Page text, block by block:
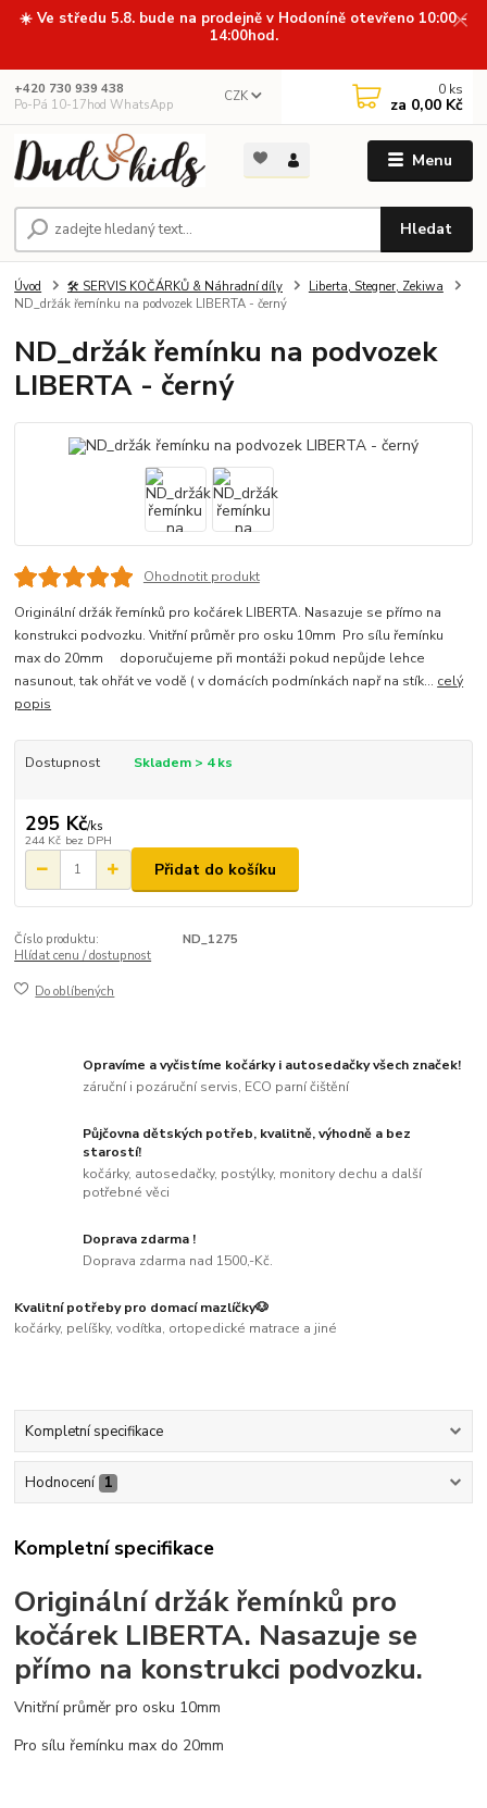
☀️ Ve středu 5.8. bude na prodejně v Hodoníně otevřeno 10:00 -
14:00hod.
Menu
CZK
Hledat
+420 730 939 438
Po-Pá 10-17hod WhatsApp
0 ks
za 0,00 Kč
Úvod 🛠️ SERVIS KOČÁRKŮ & Náhradní díly
Liberta, Stegner, Zekiwa
ND_držák řemínku na podvozek LIBERTA - černý
ND_držák řemínku na podvozek
LIBERTA - černý
Ohodnotit produkt
Originální držák řemínků pro kočárek LIBERTA. Nasazuje se přímo na
konstrukci podvozku. Vnitřní průměr pro osku 10mm Pro sílu řemínku
max do 20mm doporučujeme při montáži pokud nepůjde lehce
nasunout, tak ohřát ve vodě ( v domácích podmínkách např na stík... celý
popis
Dostupnost Skladem > 4 ks
295 Kč/ks
244 Kč bez DPH
Přidat do košíku
Číslo produktu:
ND_1275
Hlídat cenu / dostupnost
Do oblíbených
Opravíme a vyčistíme kočárky i autosedačky všech značek!
záruční i pozáruční servis, ECO parní čištění
Půjčovna dětských potřeb, kvalitně, výhodně a bez
starostí!
kočárky, autosedačky, postýlky, monitory dechu a další
potřebné věci
Doprava zdarma !
Doprava zdarma nad 1500,-Kč.
Kvalitní potřeby pro domací mazlíčky🐶
kočárky, pelíšky, vodítka, ortopedické matrace a jiné
Kompletní specifikace
Hodnocení 1
Kompletní specifikace
Originální držák řemínků pro
kočárek LIBERTA. Nasazuje se
přímo na konstrukci podvozku.
Vnitřní průměr pro osku 10mm
Pro sílu řemínku max do 20mm